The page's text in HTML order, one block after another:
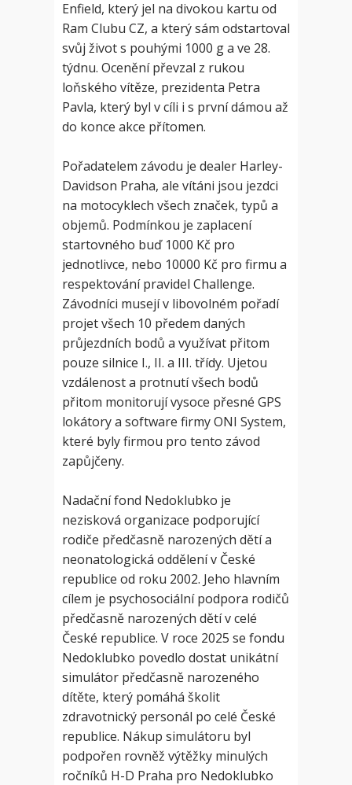
Enfield, který jel na divokou kartu od
Ram Clubu CZ, a který sám odstartoval
svůj život s pouhými 1000 g a ve 28.
týdnu. Ocenění převzal z rukou
loňského vítěze, prezidenta Petra
Pavla, který byl v cíli i s první dámou až
do konce akce přítomen.
Pořadatelem závodu je dealer Harley-
Davidson Praha, ale vítáni jsou jezdci
na motocyklech všech značek, typů a
objemů. Podmínkou je zaplacení
startovného buď 1000 Kč pro
jednotlivce, nebo 10000 Kč pro firmu a
respektování pravidel Challenge.
Závodníci musejí v libovolném pořadí
projet všech 10 předem daných
průjezdních bodů a využívat přitom
pouze silnice I., II. a III. třídy. Ujetou
vzdálenost a protnutí všech bodů
přitom monitorují vysoce přesné GPS
lokátory a software firmy ONI System,
které byly firmou pro tento závod
zapůjčeny.
Nadační fond Nedoklubko je
nezisková organizace podporující
rodiče předčasně narozených dětí a
neonatologická oddělení v České
republice od roku 2002. Jeho hlavním
cílem je psychosociální podpora rodičů
předčasně narozených dětí v celé
České republice. V roce 2025 se fondu
Nedoklubko povedlo dostat unikátní
simulátor předčasně narozeného
dítěte, který pomáhá školit
zdravotnický personál po celé České
republice. Nákup simulátoru byl
podpořen rovněž výtěžky minulých
ročníků H-D Praha pro Nedoklubko